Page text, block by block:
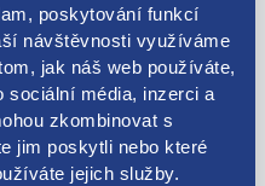
poskytování funkcí
návštěvnosti využíváme
jak náš web používáte,
média, inzerci a
zkombinovat s
jim poskytli nebo které
jejich služby.